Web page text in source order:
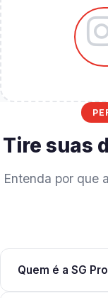
Tire suas
Entenda por que
Quem é a SG